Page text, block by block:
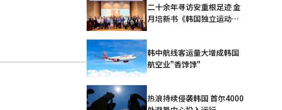
二十余年寻访安重根足迹 金
月培新书《韩国独立运动圣
韩中航线客运量大增成韩国
航空业"香饽饽"
热浪持续侵袭韩国 首尔4000